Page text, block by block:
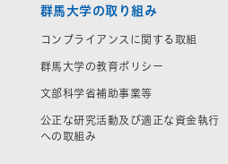
群馬大学の取り組み
コンプライアンスに関する取組
群馬大学の教育ポリシー
文部科学省補助事業等
公正な研究活動及び適正な資金執行
への取組み